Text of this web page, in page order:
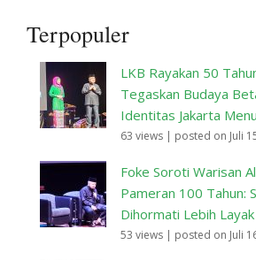
Terpopuler
LKB Rayakan 50
Tegaskan Budaya
Identitas Jakarta
63 views | posted on Juli
Foke Soroti Warisan
Pameran 100 Tahun:
Dihormati Lebih Layak
53 views | posted on Juli